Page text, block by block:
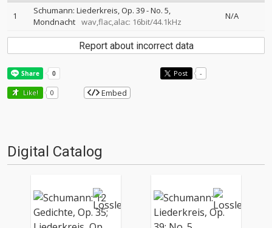
1
Schumann: Liederkreis, Op. 39 - No. 5,
Mondnacht wav,flac,alac: 16bit/44.1kHz
N/A
Report about incorrect data
Post -
Like! 0 Embed
Digital Catalog